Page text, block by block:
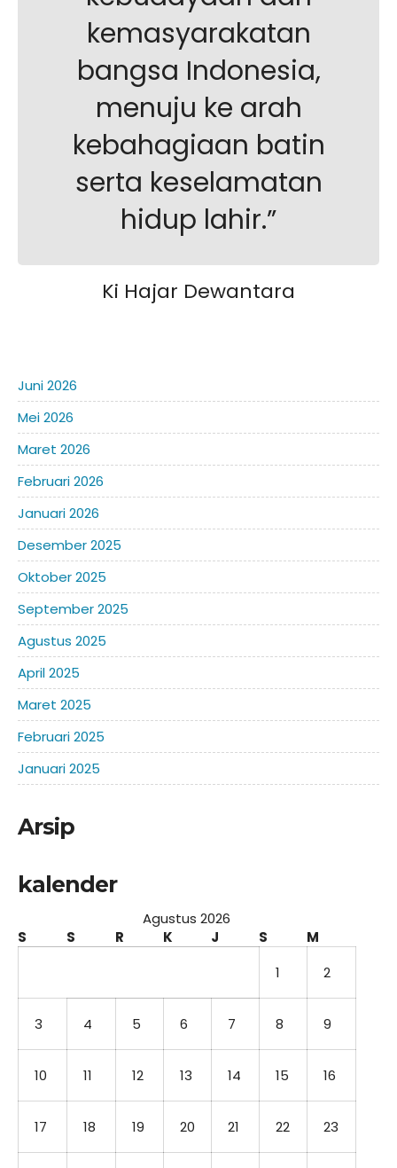
kurikulum skb kota samarinda20252026
JADWAL UJIAN SUMATIF TAHUN 2025/2026
kemasyarakatan
bangsa Indonesia,
menuju ke arah
kebahagiaan batin
serta keselamatan
hidup lahir.”
Ki Hajar Dewantara
Juni 2026
Mei 2026
Maret 2026
Februari 2026
Januari 2026
Desember 2025
Oktober 2025
September 2025
Agustus 2025
April 2025
Maret 2025
Februari 2025
Januari 2025
Arsip
kalender
Agustus 2026
S
S R K J S
M
1
2
3 4 5 6 7 8 9
10 11 12 13 14 15 16
17 18 19 20 21 22 23